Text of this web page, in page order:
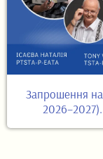
Запрошення